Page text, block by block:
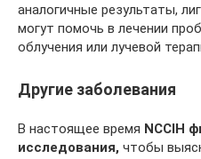
аналогичные результаты,
могут помочь в лечении
облучения или лучевой
Другие заболевания
В настоящее время NCCIH
исследования, чтобы